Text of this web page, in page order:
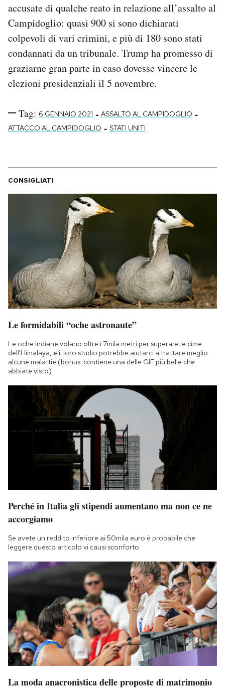
accusate di qualche reato in relazione all’assalto al
Campidoglio: quasi 900 si sono dichiarati
colpevoli di vari crimini, e più di 180 sono stati
condannati da un tribunale. Trump ha promesso di
graziarne gran parte in caso dovesse vincere le
elezioni presidenziali il 5 novembre.
Tag: 6 GENNAIO 2021 - ASSALTO AL CAMPIDOGLIO -
ATTACCO AL CAMPIDOGLIO - STATI UNITI
CONSIGLIATI
Le formidabili “oche astronaute”
Le oche indiane volano oltre i 7mila metri per superare le cime
dell'Himalaya, e il loro studio potrebbe aiutarci a trattare meglio
alcune malattie (bonus: contiene una delle GIF più belle che
abbiate visto)
Perché in Italia gli stipendi aumentano ma non ce ne
accorgiamo
Se avete un reddito inferiore ai 50mila euro è probabile che
leggere questo articolo vi causi sconforto
La moda anacronistica delle proposte di matrimonio